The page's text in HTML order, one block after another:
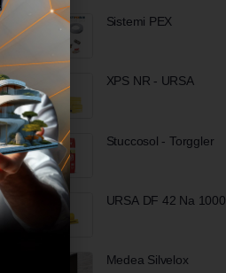
Sistemi PEX
XPS NR - URSA
Stuccosol - Torggler
URSA DF 42 Na 1000
Medea Silvelox